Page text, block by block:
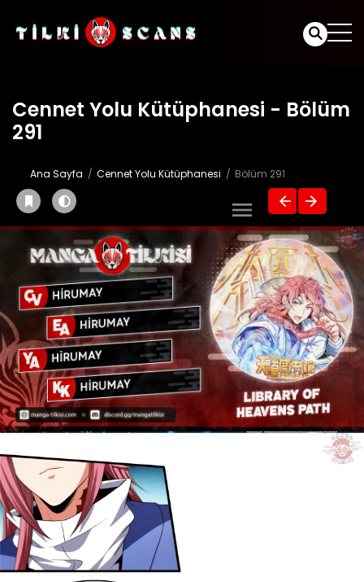
Cennet Yolu Kütüphanesi - Bölüm
291
Ana Sayfa Cennet Yolu Kütüphanesi Bölüm 291